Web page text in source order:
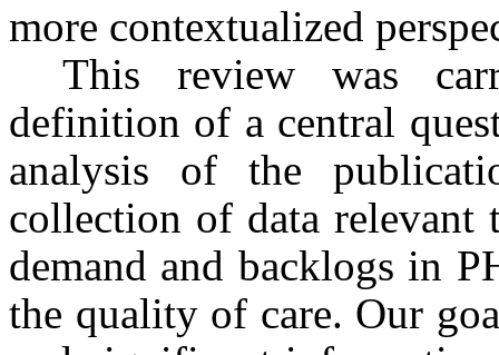
more contextualized
This review was
definition of a central
analysis of the
collection of data relevant
demand and backlogs in
the quality of care. Our